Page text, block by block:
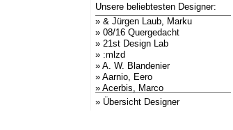
Unsere beliebtesten Designer:
» & Jürgen Laub, Marku
» 08/16 Quergedacht
» 21st Design Lab
» :mlzd
» A. W. Blandenier
» Aarnio, Eero
» Acerbis, Marco
» Adam + Harborth
Adelmann, Lothar
» Übersicht Designer